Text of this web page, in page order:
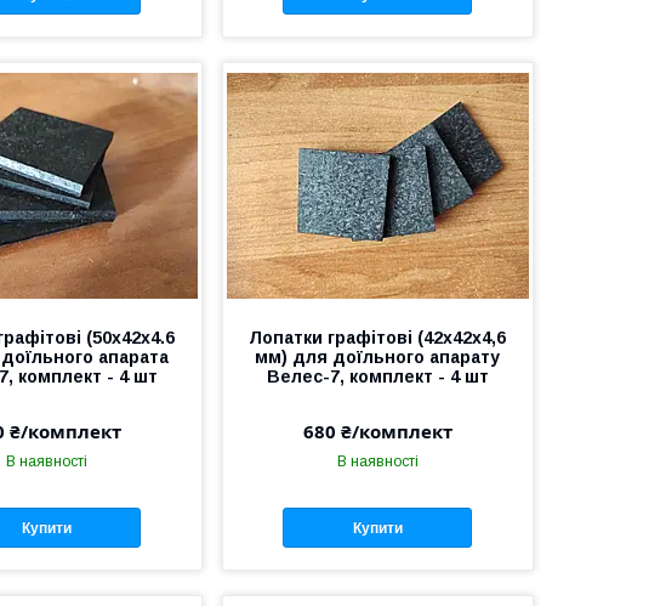
(50х42х4.6
апарата
комплект - 4 шт
₴/комплект
В наявності
Купити
Лопатки графітові (42х42х4,6
мм) для доїльного апарату
Велес-7, комплект - 4 шт
680 ₴/комплект
В наявності
Купити